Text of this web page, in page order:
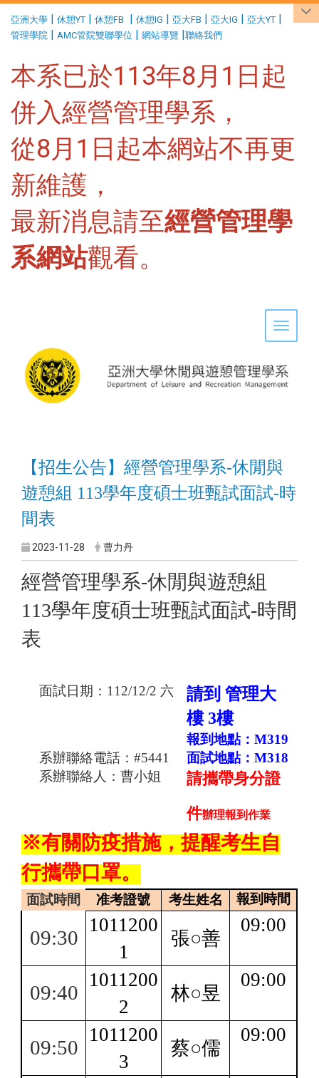
亞洲大學 | 休憩YT | 休憩FB | 休憩IG | 亞大FB | 亞大IG | 亞大YT |
管理學院 | AMC管院雙聯學位 | 網站導覽 |聯絡我們
本系已於113年8月1日起
併入經營管理學系，
從8月1日起本網站不再更
新維護，
最新消息請至經營管理學
系網站觀看。
Toggle
【招生公告】經營管理學系-休閒與
遊憩組 113學年度碩士班甄試面試-時
間表
2023-11-28 曹力丹
經營管理學系-休閒與遊憩組
113學年度碩士班甄試面試-時間
表
面試日期： 112/12/2 六
請到 管理大
樓 3樓
報到地點： M319
系辦聯絡電話： #5441 面試地點： M318
系辦聯絡人：曹小姐
請攜帶身分證
件辦理報到作業
※有關防疫措施，提醒考生自
行攜帶口罩。
面試時間 准考證號 考生姓名 報到時間
09:30
1011200
1
張○善
09:00
09:40
1011200
2
林○昱
09:00
09:50
1011200
3
蔡○儒
09:00